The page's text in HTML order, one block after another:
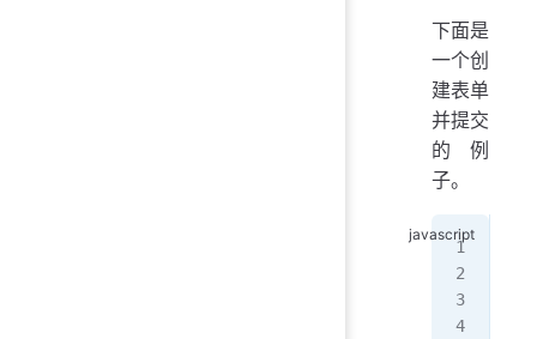
下面是
一个创
建表单
并提交
的例
子。